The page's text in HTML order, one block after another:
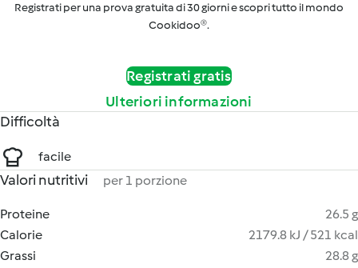
Registrati per una prova gratuita di 30 giorni e scopri tutto il mondo
Cookidoo®.
Registrati gratis
Ulteriori informazioni
Difficoltà
facile
Valori nutritivi per 1 porzione
Proteine
26.5 g
Calorie
2179.8 kJ / 521 kcal
Grassi
28.8 g